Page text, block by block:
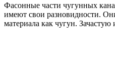
Фасонные части чугунных
имеют свои разновидности.
материала как чугун. Зачастую